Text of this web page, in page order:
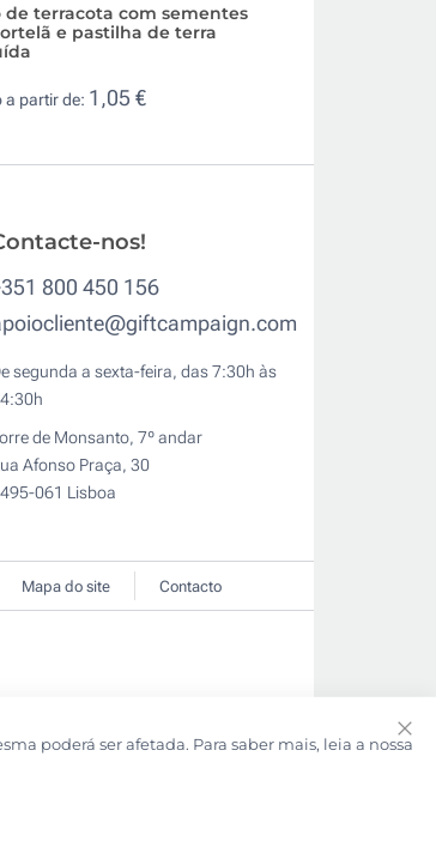
de terracota com sementes
e pastilha de terra
a partir de: 1,05 €
nos!
800 450 156
segunda a sexta-feira, das 7:30h às
de Monsanto, 7º andar
Afonso Praça, 30
061 Lisboa
Mapa do site Contacto
poderá ser afetada. Para saber mais, leia a nossa